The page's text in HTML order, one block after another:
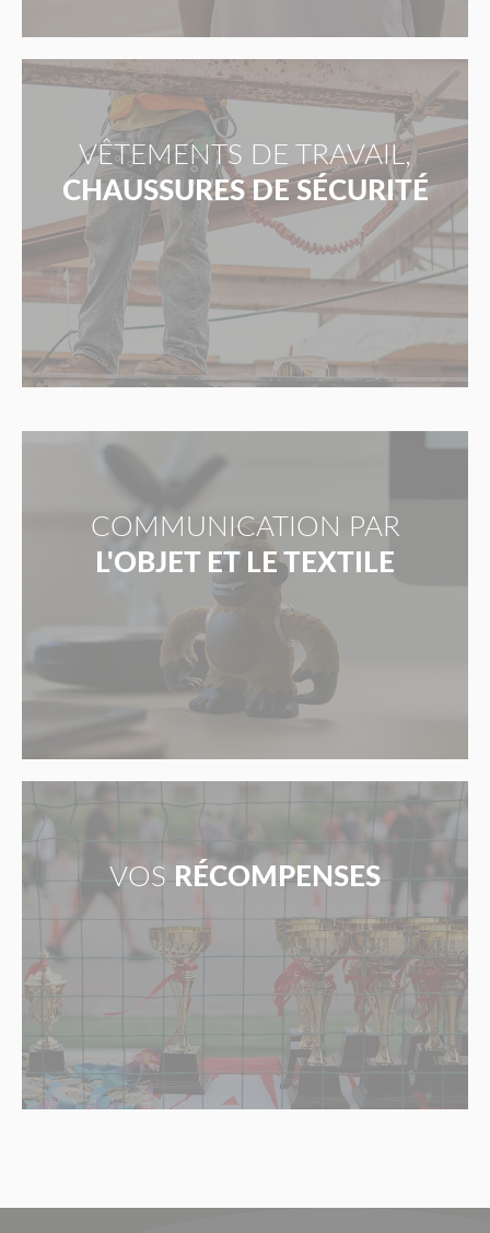
VÊTEMENTS DE TRAVAIL,
CHAUSSURES DE SÉCURITÉ
COMMUNICATION PAR
L'OBJET ET LE TEXTILE
VOS RÉCOMPENSES